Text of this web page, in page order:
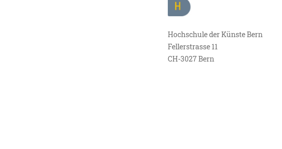
Hochschule der Künste Bern
Fellerstrasse 11
CH-3027 Bern